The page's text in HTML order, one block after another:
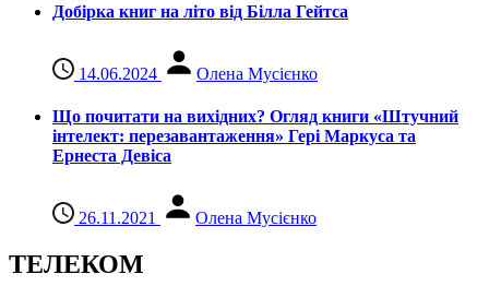
Добірка книг на літо від Білла Гейтса
14.06.2024 Олена Мусієнко
Що почитати на вихідних? Огляд книги «Штучний
інтелект: перезавантаження» Гері Маркуса та
Ернеста Девіса
26.11.2021 Олена Мусієнко
ТЕЛЕКОМ